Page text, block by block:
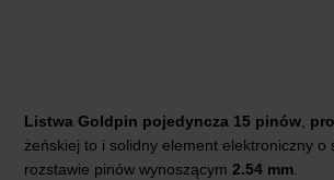
Listwa Goldpin pojedyncza 15 pinów
żeńskiej to i solidny element elektroniczny o
rozstawie pinów wynoszącym 2.54 mm